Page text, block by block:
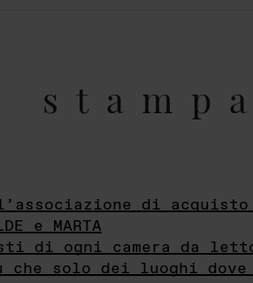
stampa
di
e MARTA
di ogni camera da
che solo dei luoghi